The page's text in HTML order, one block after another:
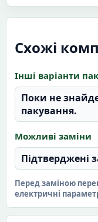
Схожі
Інші варіанти
Поки не
пакування.
Можливі заміни
Підтверджені
Перед заміною
електричні